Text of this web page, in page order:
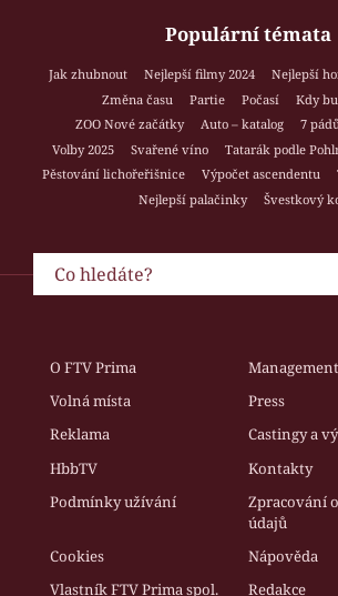
Populární témata
Jak zhubnout Nejlepší filmy 2024 Nejlepší
Změna času
Partie Počasí
Kdy
ZOO Nové začátky
Auto – katalog
7
Volby 2025
Svařené víno Tatarák podle
Pěstování lichořeřišnice
Výpočet ascendentu
Nejlepší palačinky
Švestkový
O FTV Prima
Management
Volná místa
Press
Reklama
Castingy a
HbbTV
Kontakty
Podmínky užívání
Zpracování
údajů
Cookies
Nápověda
Vlastník FTV Prima spol.
Redakce